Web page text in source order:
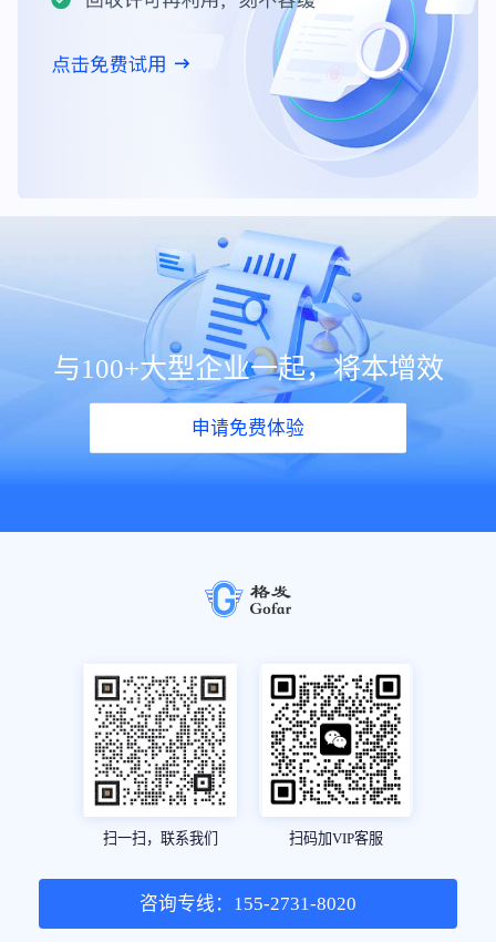
与100+大型企业一起，将本增效
申请免费体验
扫一扫，联系我们 扫码加VIP客服
咨询专线：155-2731-8020